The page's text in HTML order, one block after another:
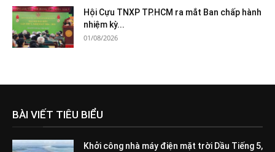
Hội Cựu TNXP TP.HCM ra mắt Ban chấp hành
nhiệm kỳ...
01/08/2026
BÀI VIẾT TIÊU BIỂU
Khởi công nhà máy điện mặt trời Dầu Tiếng 5,